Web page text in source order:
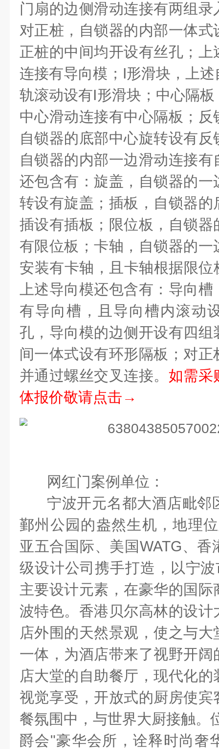
门扇的边侧滑动连接有两组
对正桩，自锁器的内部一体
正桩的中间均开设有丝孔；
连接有导向模； I形滑块，上
轨滚动设有I形滑块；中心隔
中心滑动连接有中心隔板；
自锁器的底部中心旋转设有
自锁器的内部一边滑动连接
还包含有：旋盖，自锁器的
转设有旋盖；插板，自锁器
插设有插板；限位板，自锁
有限位板；卡轴，自锁器的
安装有卡轴，且卡轴根据限位
上述导向模还包含有：导向
有导向槽，且导向槽内滚动
孔，导向模的边侧开设有四
间一体式设有环形隔板；对
并通过螺丝交叉连接。 如需采
体报价敬请点击→
网红门案例单位：
宁波开元名都大酒店毗邻
鄞州公园的盎然生机，地理
亚五合国际、美国WATG、香
级设计公司携手打造，以宁
主要设计元素，在豪华的国
波特色。香港贝尔高林的设
店外围的天然景观，使之与
一体，为酒店带来了视野开
店大堂的自助餐厅，现代化
视觉享受，开放式的厨房使
餐氛围中，与世界大厨接触。
爵会"豪华会所，诠释时尚奢